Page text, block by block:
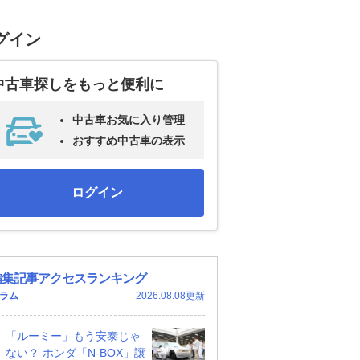
イン
古車探しをもっと便利に
中古車お気に入り管理
おすすめ中古車の表示
ログイン
記事アクセスランキング
ム 2026.08.08更新
「ルーミー」もう安泰じゃ
ない？ ホンダ「N-BOX」譲